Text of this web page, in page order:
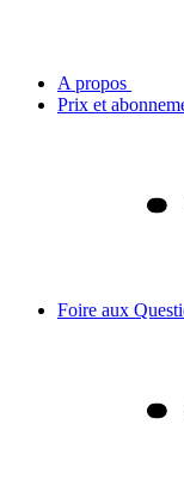
A propos
Prix et
Foire aux